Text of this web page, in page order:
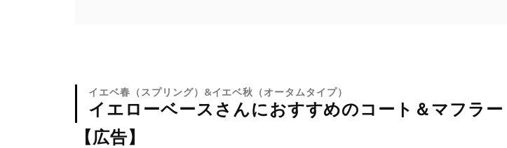
イエベ春（スプリング）&イエベ秋（オータムタイプ）
イエローベースさんにおすすめのコート＆マフラー
【広告】